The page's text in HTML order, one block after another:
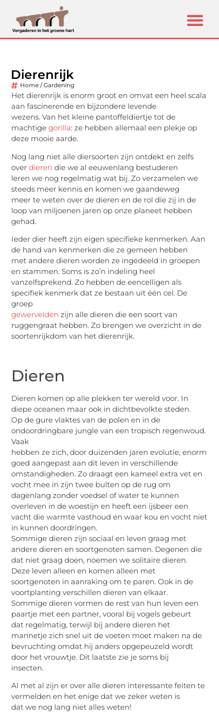
Dierenrijk
Home / Gardening
Het dierenrijk is enorm groot en omvat een heel scala
aan fascinerende en bijzondere levende
wezens. Van het kleine pantoffeldiertje tot de
machtigegorilla: ze hebben allemaal een plekje op
deze mooie aarde.
Nog lang niet alle diersoorten zijn ontdekt en zelfs
overdieren die we al eeuwenlang bestuderen
leren we nog regelmatig wat bij. Zo verzamelen we
steeds meer kennis en komen we gaandeweg
meer te weten over de dieren en de rol die zij in de
loop van miljoenen jaren op onze planeet hebben
gehad.
Ieder dier heeft zijn eigen specifieke kenmerken. Aan
de hand van kenmerken die ze gemeen hebben
met andere dieren worden ze ingedeeld in groepen
en stammen. Soms is zo’n indeling heel
vanzelfsprekend. Zo hebben de eencelligen als
specifiek kenmerk dat ze bestaan uit één cel. De
groep
gewervelden zijn alle dieren die een soort van
ruggengraat hebben. Zo brengen we overzicht in de
soortenrijkdom van het dierenrijk.
Dieren
Dieren komen op alle plekken ter wereld voor. In
diepe oceanen maar ook in dichtbevolkte steden.
Op de gure vlaktes van de polen en in de
ondoordringbare jungle van een tropisch regenwoud.
Vaak
hebben ze zich, door duizenden jaren evolutie, enorm
goed aangepast aan dit leven in verschillende
omstandigheden. Zo draagt een kameel extra vet en
vocht mee in zijn twee bulten op de rug om
dagenlang zonder voedsel of water te kunnen
overleven in de woestijn en heeft een ijsbeer een
vacht die warmte vasthoud en waar kou en vocht niet
in kunnen doordringen.
Sommige dieren zijn sociaal en leven graag met
andere dieren en soortgenoten samen. Degenen die
dat niet graag doen, noemen we solitaire dieren.
Deze leven alleen en komen alleen met
soortgenoten in aanraking om te paren. Ook in de
voortplanting verschillen dieren van elkaar.
Sommige dieren vormen de rest van hun leven een
paartje met een partner, vooral bij vogels gebeurt
dat regelmatig, terwijl bij andere dieren het
mannetje zich snel uit de voeten moet maken na de
bevruchting omdat hij anders opgepeuzeld wordt
door het vrouwtje. Dit laatste zie je soms bij
insecten.
Al met al zijn er over alle dieren interessante feiten te
vermelden en het enige dat we zeker weten is
dat we nog lang niet alles weten!